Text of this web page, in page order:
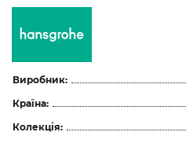
Виробник:
Країна:
Колекція: